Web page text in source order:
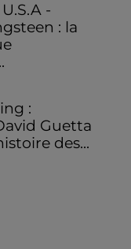
-
: la
:
Guetta
des...